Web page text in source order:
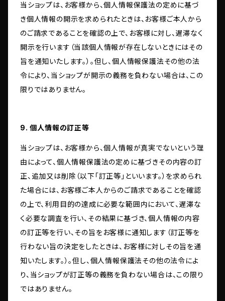
当ショップは、お客様から、個人情報保護法の定めに基づ
き個人情報の開示を求められたときは、お客様ご本人から
のご請求であることを確認の上で、お客様に対し、遅滞なく
開示を行います（当該個人情報が存在しないときにはその
旨を通知いたします。）。但し、個人情報保護法その他の法
令により、当ショップが開示の義務を負わない場合は、この
限りではありません。
9. 個人情報の訂正等
当ショップは、お客様から、個人情報が真実でないという理
由によって、個人情報保護法の定めに基づきその内容の訂
正、追加又は削除（以下「訂正等」といいます。）を求められ
た場合には、お客様ご本人からのご請求であることを確認
の上で、利用目的の達成に必要な範囲内において、遅滞な
く必要な調査を行い、その結果に基づき、個人情報の内容
の訂正等を行い、その旨をお客様に通知します（訂正等を
行わない旨の決定をしたときは、お客様に対しその旨を通
知いたします。）。但し、個人情報保護法その他の法令によ
り、当ショップが訂正等の義務を負わない場合は、この限り
ではありません。